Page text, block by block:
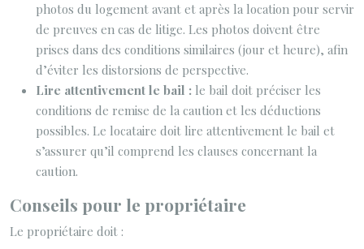
photos du logement avant et après la location pour servir
de preuves en cas de litige. Les photos doivent être
prises dans des conditions similaires (jour et heure), afin
d’éviter les distorsions de perspective.
Lire attentivement le bail : le bail doit préciser les
conditions de remise de la caution et les déductions
possibles. Le locataire doit lire attentivement le bail et
s’assurer qu’il comprend les clauses concernant la
caution.
Conseils pour le propriétaire
Le propriétaire doit :